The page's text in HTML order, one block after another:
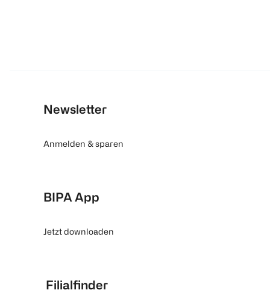
Newsletter
Anmelden & sparen
BIPA App
Jetzt downloaden
Filialfinder